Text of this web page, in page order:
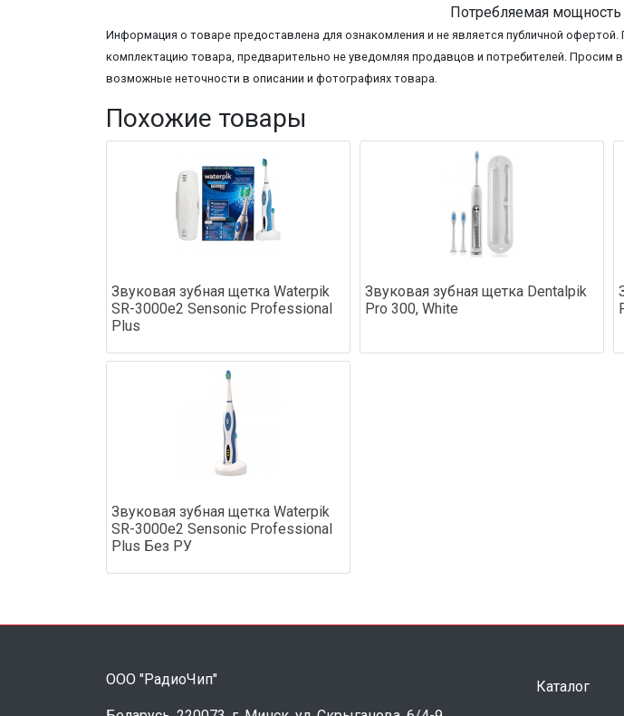
Потребляемая мощность
Информация о товаре предоставлена для ознакомления и не является публичной
комплектацию товара, предварительно не уведомляя продавцов и потребителей. Просим
возможные неточности в описании и фотографиях товара.
Похожие товары
Звуковая зубная щетка Waterpik
SR-3000e2 Sensonic Professional
Plus
Звуковая зубная щетка Dentalpik
Pro 300, White
Звуковая зубная щетка Waterpik
SR-3000e2 Sensonic Professional
Plus Без РУ
ООО "РадиоЧип" Каталог